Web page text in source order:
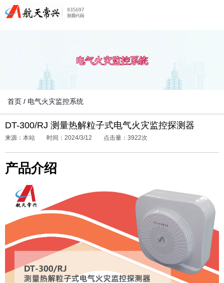
电气火灾监控系统
首页 / 电气火灾监控系统
DT-300/RJ 测量热解粒子式电气火灾监控探测器
来源：本站 时间：2024/3/12 点击量：3922次
产品介绍